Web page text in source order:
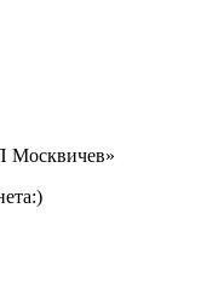
Москвичев»